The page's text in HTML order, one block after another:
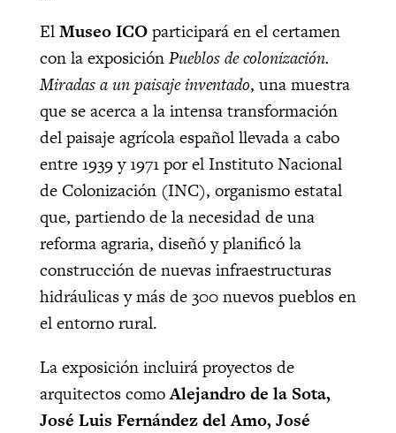
ElMuseo ICOparticipará en el certamen
con la exposiciónPueblos de colonización.
Miradas a un paisaje inventado, una muestra
que se acerca a la intensa transformación
del paisaje agrícola español llevada a cabo
entre 1939 y 1971 por el Instituto Nacional
de Colonización (INC), organismo estatal
que, partiendo de la necesidad de una
reforma agraria, diseñó y planificó la
construcción de nuevas infraestructuras
hidráulicas y más de 300 nuevos pueblos en
el entorno rural.
La exposición incluirá proyectos de
arquitectos comoAlejandro de la Sota,
José Luis Fernández del Amo, José